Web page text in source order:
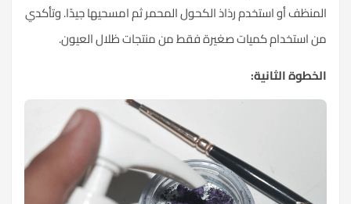
المنظف أو استخدم رذاذ الكحول المحمر ثم امسحيها جيدًا. وتأكدي
من استخدام كميات صغيرة فقط من منتجات ظلال العيون.
الخطوة الثانية: